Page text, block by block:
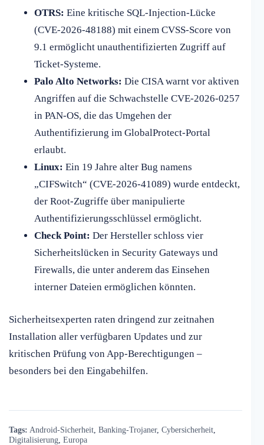
OTRS: Eine kritische SQL-Injection-Lücke
(CVE-2026-48188) mit einem CVSS-Score von
9.1 ermöglicht unauthentifizierten Zugriff auf
Ticket-Systeme.
Palo Alto Networks: Die CISA warnt vor aktiven
Angriffen auf die Schwachstelle CVE-2026-0257
in PAN-OS, die das Umgehen der
Authentifizierung im GlobalProtect-Portal
erlaubt.
Linux: Ein 19 Jahre alter Bug namens
„CIFSwitch“ (CVE-2026-41089) wurde entdeckt,
der Root-Zugriffe über manipulierte
Authentifizierungsschlüssel ermöglicht.
Check Point: Der Hersteller schloss vier
Sicherheitslücken in Security Gateways und
Firewalls, die unter anderem das Einsehen
interner Dateien ermöglichen könnten.
Sicherheitsexperten raten dringend zur zeitnahen
Installation aller verfügbaren Updates und zur
kritischen Prüfung von App-Berechtigungen –
besonders bei den Eingabehilfen.
Tags: Android-Sicherheit Banking-Trojaner, Cybersicherheit
Digitalisierung Europa